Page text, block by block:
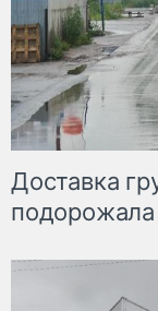
Доставка
подорожала